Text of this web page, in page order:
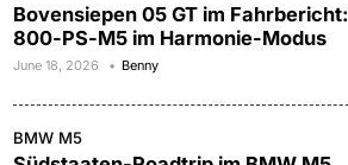
Bovensiepen 05 GT im Fahrbericht:
800-PS-M5 im Harmonie-Modus
June 18, 2026 Benny
BMW M5